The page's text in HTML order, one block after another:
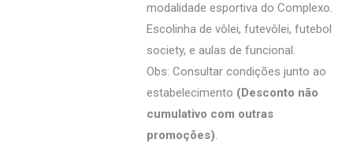
modalidade esportiva do Complexo.
Escolinha de vôlei, futevôlei, futebol
society, e aulas de funcional.
Obs: Consultar condições junto ao
estabelecimento (Desconto não
cumulativo com outras
promoções).